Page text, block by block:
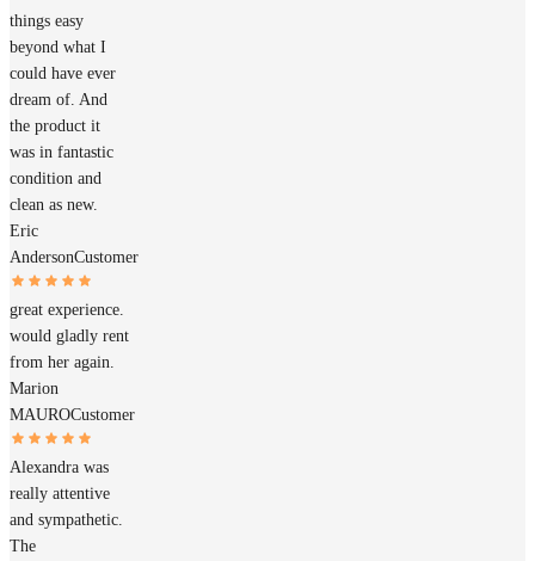
things easy
beyond what I
could have ever
dream of. And
the product it
was in fantastic
condition and
clean as new.
Eric
AndersonCustomer
great experience.
would gladly rent
from her again.
Marion
MAUROCustomer
Alexandra was
really attentive
and sympathetic.
The